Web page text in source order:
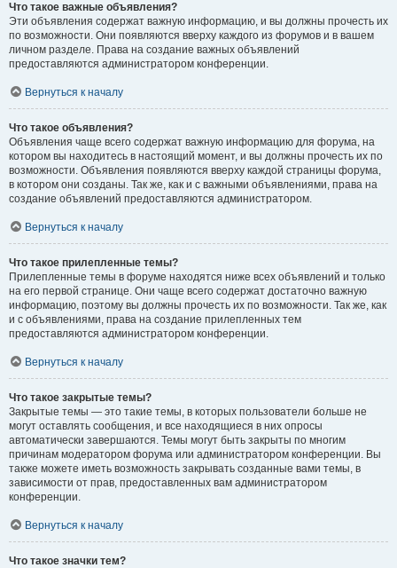
Что такое важные объявления?
Эти объявления содержат важную информацию, и вы должны прочесть их
по возможности. Они появляются вверху каждого из форумов и в вашем
личном разделе. Права на создание важных объявлений
предоставляются администратором конференции.
Вернуться к началу
Что такое объявления?
Объявления чаще всего содержат важную информацию для форума, на
котором вы находитесь в настоящий момент, и вы должны прочесть их по
возможности. Объявления появляются вверху каждой страницы форума,
в котором они созданы. Так же, как и с важными объявлениями, права на
создание объявлений предоставляются администратором.
Вернуться к началу
Что такое прилепленные темы?
Прилепленные темы в форуме находятся ниже всех объявлений и только
на его первой странице. Они чаще всего содержат достаточно важную
информацию, поэтому вы должны прочесть их по возможности. Так же, как
и с объявлениями, права на создание прилепленных тем
предоставляются администратором конференции.
Вернуться к началу
Что такое закрытые темы?
Закрытые темы — это такие темы, в которых пользователи больше не
могут оставлять сообщения, и все находящиеся в них опросы
автоматически завершаются. Темы могут быть закрыты по многим
причинам модератором форума или администратором конференции. Вы
также можете иметь возможность закрывать созданные вами темы, в
зависимости от прав, предоставленных вам администратором
конференции.
Вернуться к началу
Что такое значки тем?